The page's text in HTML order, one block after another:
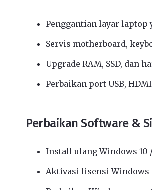
Penggantian layar laptop
Servis motherboard,
Upgrade RAM, SSD, dan
Perbaikan port USB,
Perbaikan Software &
Install ulang Windows 10
Aktivasi lisensi